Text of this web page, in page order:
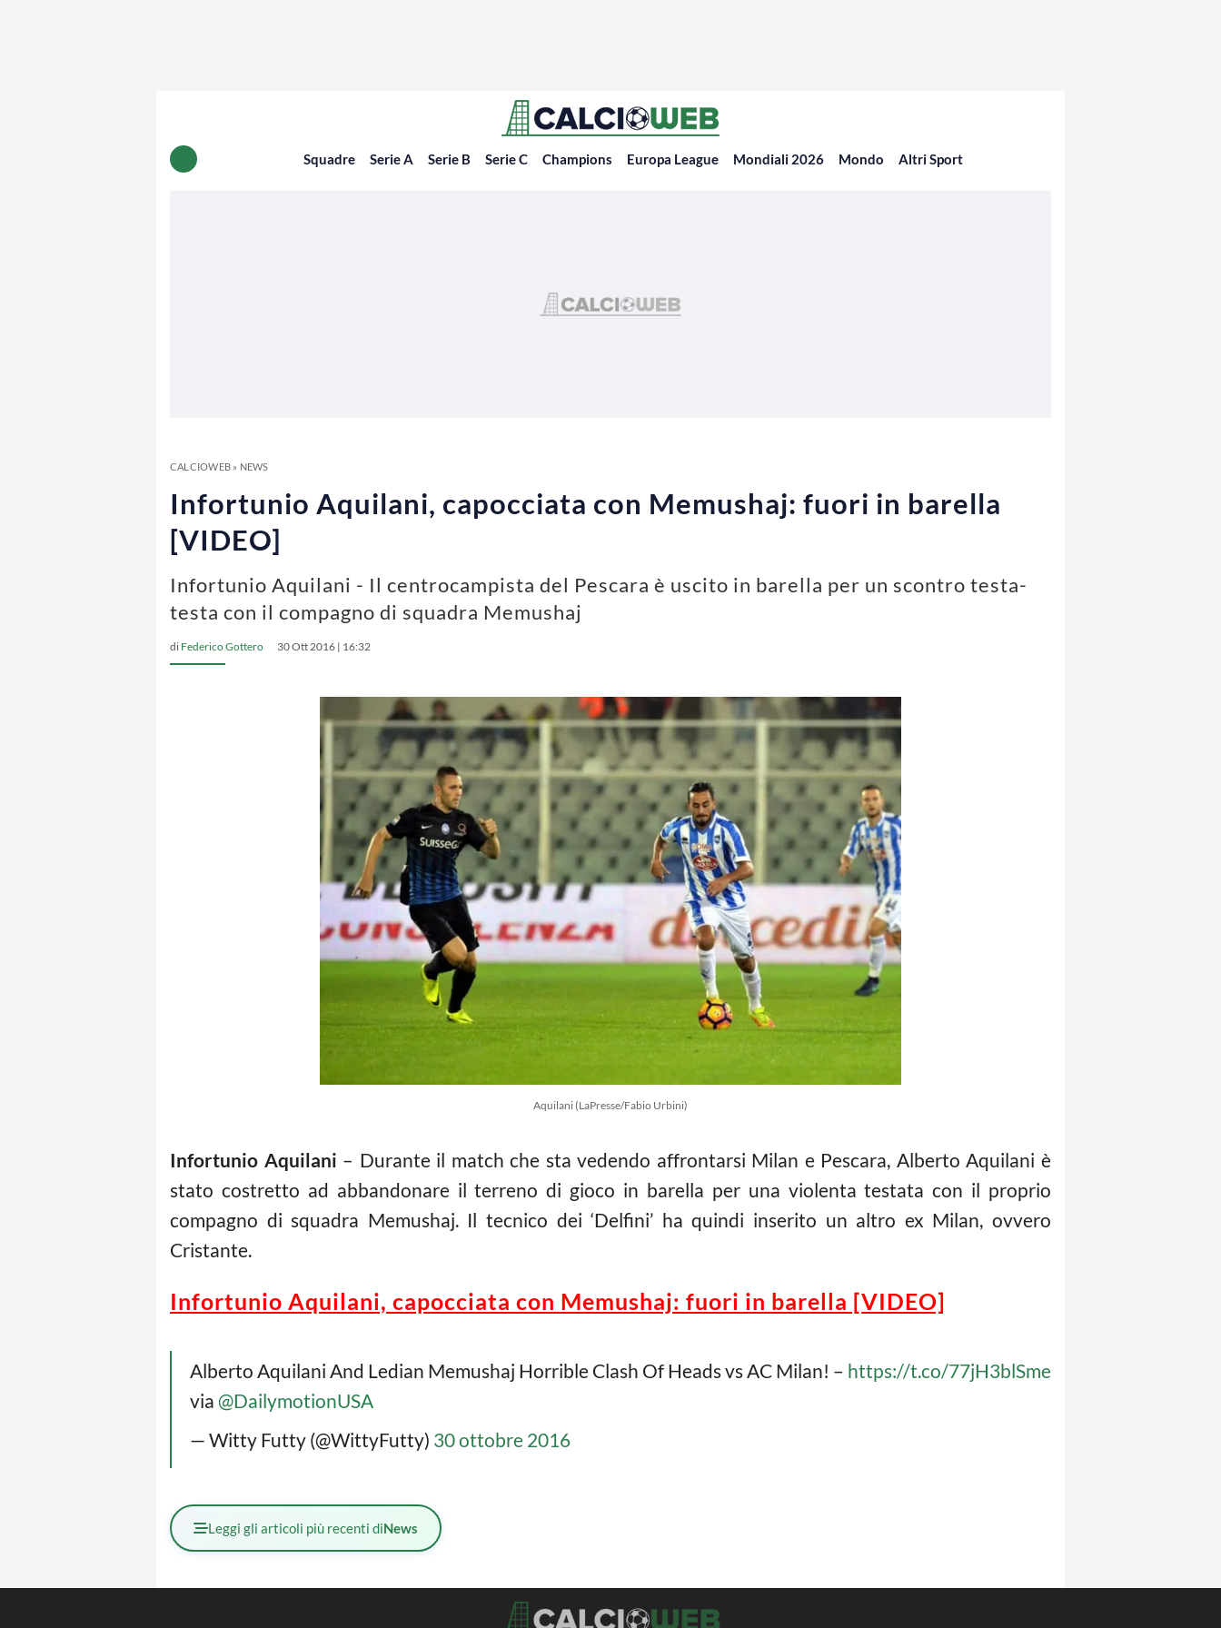
Squadre Serie A Serie B Serie C Champions Europa League Mondiali 2026 Mondo Altri Sport
CALCIOWEB» NEWS
Infortunio Aquilani, capocciata con Memushaj: fuori in barella
[VIDEO]
Infortunio Aquilani - Il centrocampista del Pescara è uscito in barella per un scontro testa-
testa con il compagno di squadra Memushaj
di Federico Gottero 30 Ott 2016 | 16:32
Aquilani (LaPresse/Fabio Urbini)
Infortunio Aquilani – Durante il match che sta vedendo affrontarsi Milan e Pescara, Alberto Aquilani è
stato costretto ad abbandonare il terreno di gioco in barella per una violenta testata con il proprio
compagno di squadra Memushaj. Il tecnico dei ‘Delfini’ ha quindi inserito un altro ex Milan, ovvero
Cristante.
Infortunio Aquilani, capocciata con Memushaj: fuori in barella [VIDEO]
Alberto Aquilani And Ledian Memushaj Horrible Clash Of Heads vs AC Milan! – https://t.co/77jH3blSme
via @DailymotionUSA
— Witty Futty (@WittyFutty) 30 ottobre 2016
Leggi gli articoli più recenti diNews